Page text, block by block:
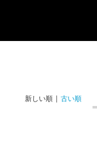
新しい順 |古い順